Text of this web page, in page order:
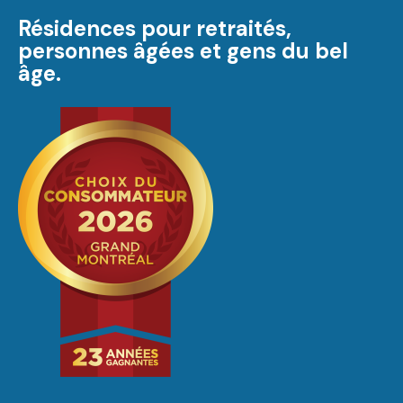
Résidences pour retraités,
personnes âgées et gens du bel
âge.